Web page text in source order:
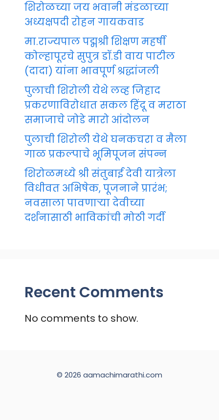
शिरोळच्या जय भवानी मंडळाच्या
अध्यक्षपदी रोहन गायकवाड
मा.राज्यपाल पद्मश्री शिक्षण महर्षी
कोल्हापूरचे सुपुत्र डॉ.डी वाय पाटील
(दादा) यांना भावपूर्ण श्रद्धांजली
पुलाची शिरोली येथे लव्ह जिहाद
प्रकरणाविरोधात सकल हिंदू व मराठा
समाजाचे जोडे मारो आंदोलन
पुलाची शिरोली येथे घनकचरा व मैला
गाळ प्रकल्पाचे भूमिपूजन संपन्न
शिरोळमध्ये श्री संतुबाई देवी यात्रेला
विधीवत अभिषेक, पूजनाने प्रारंभ;
नवसाला पावणाऱ्या देवीच्या
दर्शनासाठी भाविकांची मोठी गर्दी
Recent Comments
No comments to show.
© 2026 aamachimarathi.com